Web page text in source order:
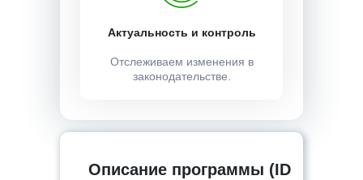
Актуальность и контроль
Отслеживаем изменения в
законодательстве.
Описание программы (ID